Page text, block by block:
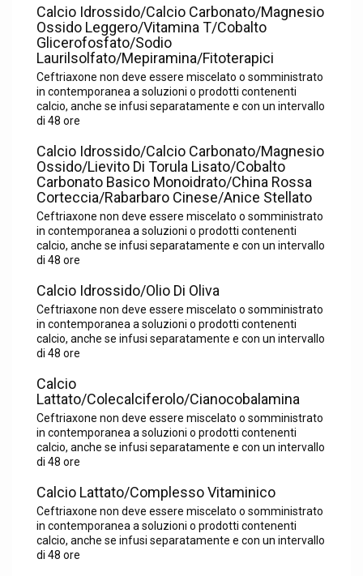
Calcio Idrossido/Calcio Carbonato/Magnesio
Ossido Leggero/Vitamina T/Cobalto
Glicerofosfato/Sodio
Laurilsolfato/Mepiramina/Fitoterapici
Ceftriaxone non deve essere miscelato o somministrato
in contemporanea a soluzioni o prodotti contenenti
calcio, anche se infusi separatamente e con un intervallo
di 48 ore
Calcio Idrossido/Calcio Carbonato/Magnesio
Ossido/Lievito Di Torula Lisato/Cobalto
Carbonato Basico Monoidrato/China Rossa
Corteccia/Rabarbaro Cinese/Anice Stellato
Ceftriaxone non deve essere miscelato o somministrato
in contemporanea a soluzioni o prodotti contenenti
calcio, anche se infusi separatamente e con un intervallo
di 48 ore
Calcio Idrossido/Olio Di Oliva
Ceftriaxone non deve essere miscelato o somministrato
in contemporanea a soluzioni o prodotti contenenti
calcio, anche se infusi separatamente e con un intervallo
di 48 ore
Calcio
Lattato/Colecalciferolo/Cianocobalamina
Ceftriaxone non deve essere miscelato o somministrato
in contemporanea a soluzioni o prodotti contenenti
calcio, anche se infusi separatamente e con un intervallo
di 48 ore
Calcio Lattato/Complesso Vitaminico
Ceftriaxone non deve essere miscelato o somministrato
in contemporanea a soluzioni o prodotti contenenti
calcio, anche se infusi separatamente e con un intervallo
di 48 ore